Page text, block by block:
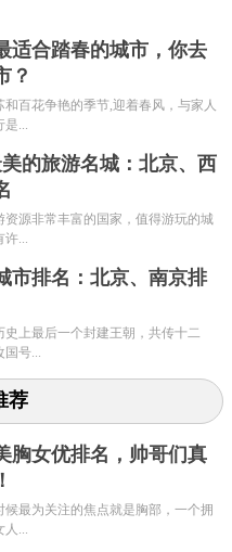
适合踏春的城市，你去
？
和百花争艳的季节,迎着春风，与家人
是...
的旅游名城：北京、西
资源非常丰富的国家，值得游玩的城
许...
市排名：北京、南京排
史上最后一个封建王朝，共传十二
国号...
荐
胸女优排名，帅哥们真
候最为关注的焦点就是胸部，一个拥
人...